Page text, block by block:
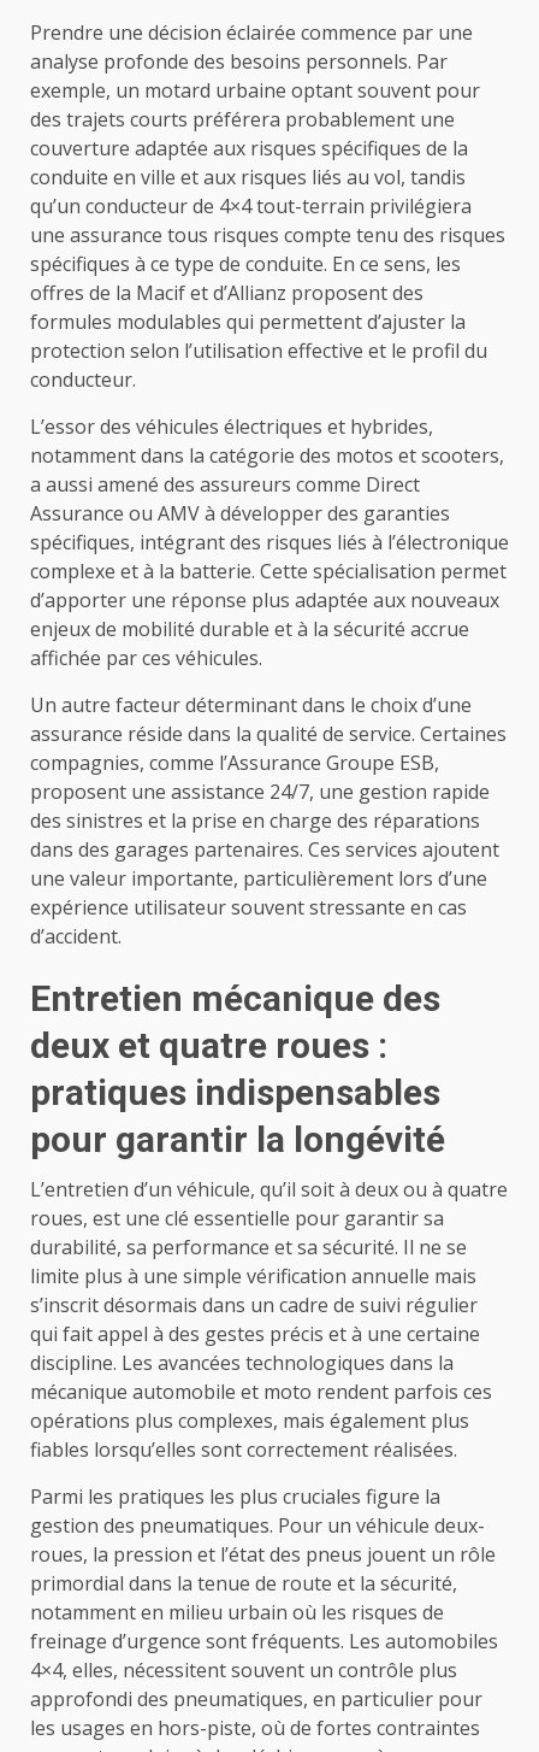
Prendre une décision éclairée commence par une
analyse profonde des besoins personnels. Par
exemple, un motard urbaine optant souvent pour
des trajets courts préférera probablement une
couverture adaptée aux risques spécifiques de la
conduite en ville et aux risques liés au vol, tandis
qu’un conducteur de 4×4 tout-terrain privilégiera
une assurance tous risques compte tenu des risques
spécifiques à ce type de conduite. En ce sens, les
offres de la Macif et d’Allianz proposent des
formules modulables qui permettent d’ajuster la
protection selon l’utilisation effective et le profil du
conducteur.
L’essor des véhicules électriques et hybrides,
notamment dans la catégorie des motos et scooters,
a aussi amené des assureurs comme Direct
Assurance ou AMV à développer des garanties
spécifiques, intégrant des risques liés à l’électronique
complexe et à la batterie. Cette spécialisation permet
d’apporter une réponse plus adaptée aux nouveaux
enjeux de mobilité durable et à la sécurité accrue
affichée par ces véhicules.
Un autre facteur déterminant dans le choix d’une
assurance réside dans la qualité de service. Certaines
compagnies, comme l’Assurance Groupe ESB,
proposent une assistance 24/7, une gestion rapide
des sinistres et la prise en charge des réparations
dans des garages partenaires. Ces services ajoutent
une valeur importante, particulièrement lors d’une
expérience utilisateur souvent stressante en cas
d’accident.
Entretien mécanique des
deux et quatre roues :
pratiques indispensables
pour garantir la longévité
L’entretien d’un véhicule, qu’il soit à deux ou à quatre
roues, est une clé essentielle pour garantir sa
durabilité, sa performance et sa sécurité. Il ne se
limite plus à une simple vérification annuelle mais
s’inscrit désormais dans un cadre de suivi régulier
qui fait appel à des gestes précis et à une certaine
discipline. Les avancées technologiques dans la
mécanique automobile et moto rendent parfois ces
opérations plus complexes, mais également plus
fiables lorsqu’elles sont correctement réalisées.
Parmi les pratiques les plus cruciales figure la
gestion des pneumatiques. Pour un véhicule deux-
roues, la pression et l’état des pneus jouent un rôle
primordial dans la tenue de route et la sécurité,
notamment en milieu urbain où les risques de
freinage d’urgence sont fréquents. Les automobiles
4×4, elles, nécessitent souvent un contrôle plus
approfondi des pneumatiques, en particulier pour
les usages en hors-piste, où de fortes contraintes